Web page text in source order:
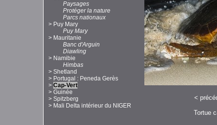
Paysages
Protéger la nature
Parcs nationaux
> Puy Mary
Puy Mary
> Mauritanie
Banc d'Arguin
Diawling
> Namibie
Himbas
> Shetland
> Portugal : Peneda Gerès
> Cap-Vert
> Guinée
> Spitzberg
> Mali Delta intérieur du NIGER
<
Tortue